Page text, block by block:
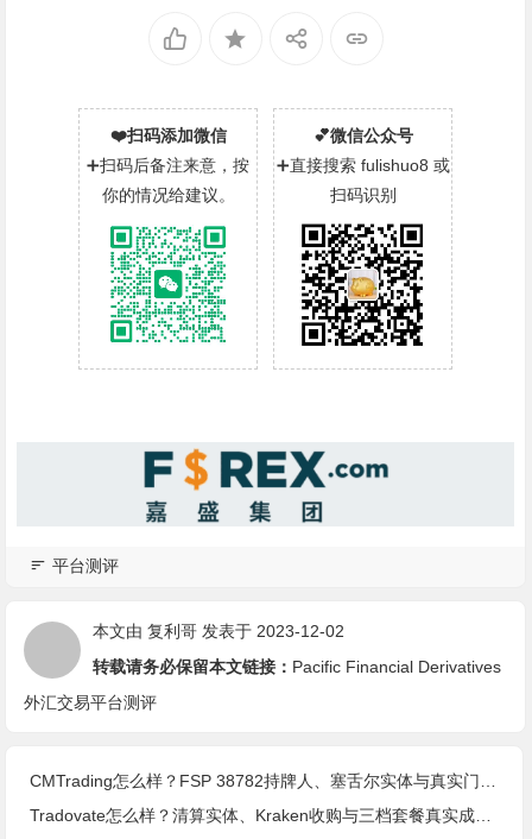
❤️扫码添加微信
➕扫码后备注来意，按
你的情况给建议。
💕微信公众号
➕直接搜索 fulishuo8 或
扫码识别
平台测评
本文由复利哥 发表于 2023-12-02
转载请务必保留本文链接： Pacific Financial Derivatives
外汇交易平台测评